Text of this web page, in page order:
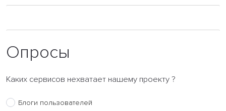
Опросы
Каких сервисов нехватает нашему проекту ?
Блоги пользователей